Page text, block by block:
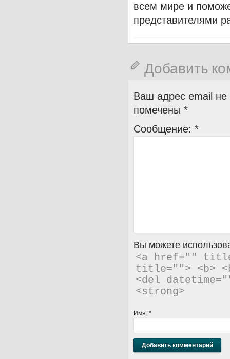
всем мире и
представителями
Добавить
Ваш адрес email не
помечены *
Сообщение: *
Вы можете
<a href=""
title=""> <b>
<del
<strong>
Имя: *